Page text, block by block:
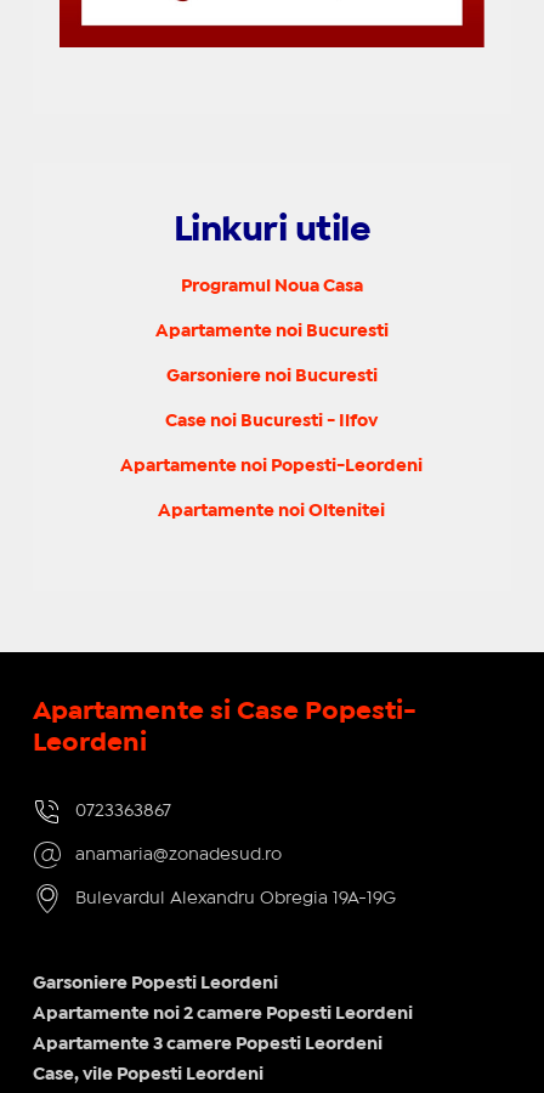
Linkuri utile
Programul Noua Casa
Apartamente noi Bucuresti
Garsoniere noi Bucuresti
Case noi Bucuresti - Ilfov
Apartamente noi Popesti-Leordeni
Apartamente noi Oltenitei
Apartamente si Case Popesti-
Leordeni
0723363867
anamaria@zonadesud.ro
Bulevardul Alexandru Obregia 19A-19G
Garsoniere Popesti Leordeni
Apartamente noi 2 camere Popesti Leordeni
Apartamente 3 camere Popesti Leordeni
Case, vile Popesti Leordeni